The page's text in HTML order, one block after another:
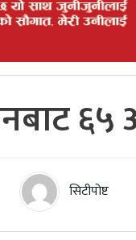
६५
सिटीपोष्ट